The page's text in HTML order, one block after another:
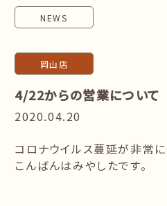
NEWS
岡山店
4/22からの営業について
2020.04.20
コロナウイルス蔓延が非常に
こんばんはみやしたです。